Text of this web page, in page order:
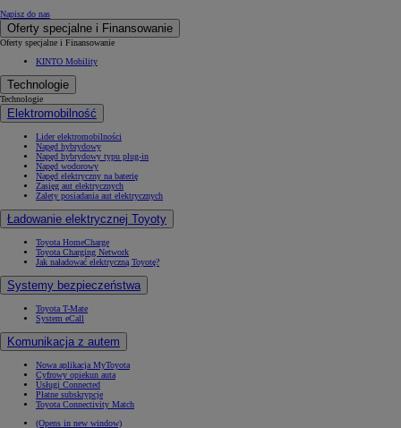
Napisz do nas
Oferty specjalne i Finansowanie
Oferty specjalne i Finansowanie
KINTO Mobility
Technologie
Technologie
Elektromobilność
Lider elektromobilności
Napęd hybrydowy
Napęd hybrydowy typu plug-in
Napęd wodorowy
Napęd elektryczny na baterię
Zasięg aut elektrycznych
Zalety posiadania aut elektrycznych
Ładowanie elektrycznej Toyoty
Toyota HomeCharge
Toyota Charging Network
Jak naładować elektryczną Toyotę?
Systemy bezpieczeństwa
Toyota T-Mate
System eCall
Komunikacja z autem
Nowa aplikacja MyToyota
Cyfrowy opiekun auta
Usługi Connected
Płatne subskrypcje
Toyota Connectivity Match
(Opens in new window)